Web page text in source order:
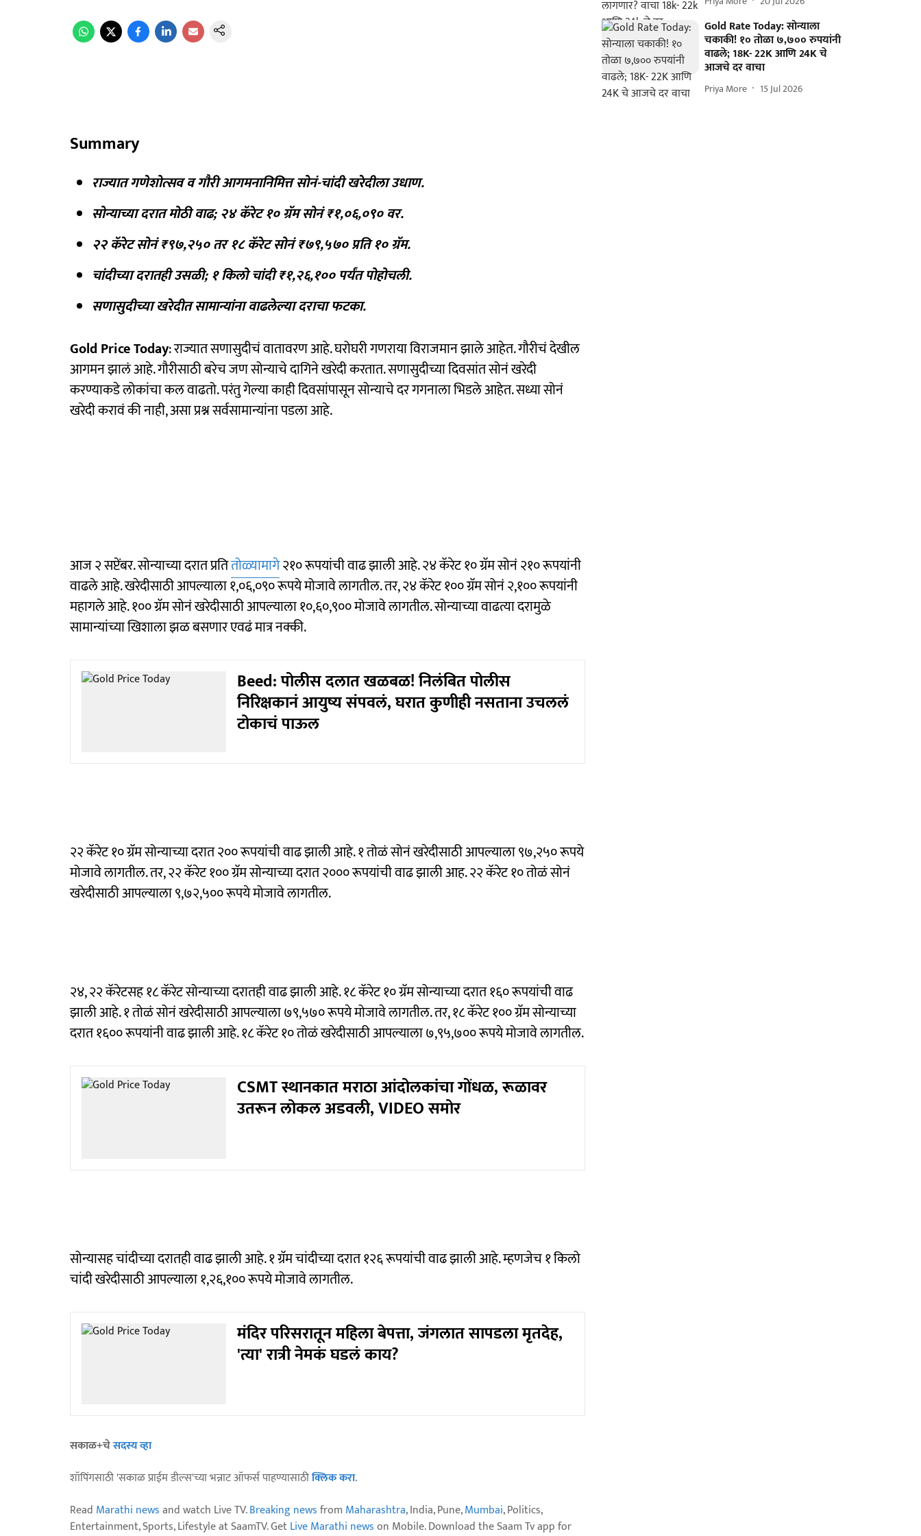
Summary
राज्यात गणेशोत्सव व गौरी आगमनानिमित्त सोनं-चांदी खरेदीला उधाण.
सोन्याच्या दरात मोठी वाढ; २४ कॅरेट १० ग्रॅम सोनं ₹१,०६,०९० वर.
२२ कॅरेट सोनं ₹९७,२५० तर १८ कॅरेट सोनं ₹७९,५७० प्रति १० ग्रॅम.
चांदीच्या दरातही उसळी; १ किलो चांदी ₹१,२६,१०० पर्यंत पोहोचली.
सणासुदीच्या खरेदीत सामान्यांना वाढलेल्या दराचा फटका.
Gold Price Today: राज्यात सणासुदीचं वातावरण आहे. घरोघरी गणराया विराजमान झाले आहेत. गौरीचं देखील
आगमन झालं आहे. गौरीसाठी बरेच जण सोन्याचे दागिने खरेदी करतात. सणासुदीच्या दिवसांत सोनं खरेदी
करण्याकडे लोकांचा कल वाढतो. परंतु गेल्या काही दिवसांपासून सोन्याचे दर गगनाला भिडले आहेत. सध्या सोनं
खरेदी करावं की नाही, असा प्रश्न सर्वसामान्यांना पडला आहे.
आज २ सप्टेंबर. सोन्याच्या दरात प्रतितोळ्यामागे२१० रूपयांची वाढ झाली आहे. २४ कॅरेट १० ग्रॅम सोनं २१० रूपयांनी
वाढले आहे. खरेदीसाठी आपल्याला १,०६,०९० रूपये मोजावे लागतील. तर, २४ कॅरेट १०० ग्रॅम सोनं २,१०० रूपयांनी
महागले आहे. १०० ग्रॅम सोनं खरेदीसाठी आपल्याला १०,६०,९०० मोजावे लागतील. सोन्याच्या वाढत्या दरामुळे
सामान्यांच्या खिशाला झळ बसणार एवढं मात्र नक्की.
Beed: पोलीस दलात खळबळ! निलंबित पोलीस
निरिक्षकानं आयुष्य संपवलं, घरात कुणीही नसताना उचललं
टोकाचं पाऊल
२२ कॅरेट १० ग्रॅम सोन्याच्या दरात २०० रूपयांची वाढ झाली आहे. १ तोळं सोनं खरेदीसाठी आपल्याला ९७,२५० रूपये
मोजावे लागतील. तर, २२ कॅरेट १०० ग्रॅम सोन्याच्या दरात २००० रूपयांची वाढ झाली आह. २२ कॅरेट १० तोळं सोनं
खरेदीसाठी आपल्याला ९,७२,५०० रूपये मोजावे लागतील.
२४, २२ कॅरेटसह १८ कॅरेट सोन्याच्या दरातही वाढ झाली आहे. १८ कॅरेट १० ग्रॅम सोन्याच्या दरात १६० रूपयांची वाढ
झाली आहे. १ तोळं सोनं खरेदीसाठी आपल्याला ७९,५७० रूपये मोजावे लागतील. तर, १८ कॅरेट १०० ग्रॅम सोन्याच्या
दरात १६०० रूपयांनी वाढ झाली आहे. १८ कॅरेट १० तोळं खरेदीसाठी आपल्याला ७,९५,७०० रूपये मोजावे लागतील.
CSMT स्थानकात मराठा आंदोलकांचा गोंधळ, रूळावर
उतरून लोकल अडवली, VIDEO समोर
सोन्यासह चांदीच्या दरातही वाढ झाली आहे. १ ग्रॅम चांदीच्या दरात १२६ रूपयांची वाढ झाली आहे. म्हणजेच १ किलो
चांदी खरेदीसाठी आपल्याला १,२६,१०० रूपये मोजावे लागतील.
मंदिर परिसरातून महिला बेपत्ता, जंगलात सापडला मृतदेह,
'त्या' रात्री नेमकं घडलं काय?
सकाळ+चेसदस्य व्हा
शॉपिंगसाठी 'सकाळ प्राईम डील्स'च्या भन्नाट ऑफर्स पाहण्यासाठीक्लिक करा.
Read Marathi newsand watch Live TV.Breaking newsfrom Maharashtra, India, Pune,Mumbai, Politics,
Entertainment, Sports, Lifestyle at SaamTV. GetLive Marathi newson Mobile. Download the Saam Tv app for
Gold Rate Today: सोन्याला
चकाकी! १० तोळा ७,७०० रुपयांनी
वाढले; 18K- 22K आणि 24K चे
आजचे दर वाचा
Priya More 15 Jul 2026